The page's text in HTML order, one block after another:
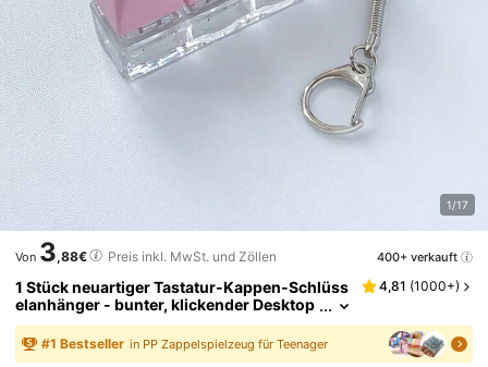
1/17
Von 3,88€ Preis inkl. MwSt. und Zöllen 400+ verkauft
1 Stück neuartiger Tastatur-Kappen-Schlüss
elanhänger - bunter, klickender Desktop
-Spielzeug, Stressabbau und Angstredu
ktion, lustiges Büro-Dekor, einzigartiges Ges
chenkidee
4,81 (1000+)
#1 Bestseller in PP Zappelspielzeug für Teenager